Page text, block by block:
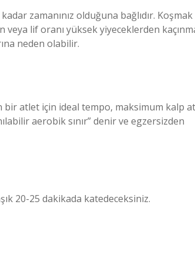
zamanınız olduğuna bağlıdır.
lif oranı yüksek yiyeceklerden
neden olabilir.
atlet için ideal tempo, maksimum kalp
aerobik sınır” denir ve egzersizden
20-25 dakikada katedeceksiniz.